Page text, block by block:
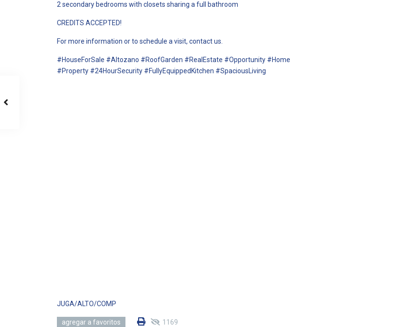
2 secondary bedrooms with closets sharing a full bathroom
CREDITS ACCEPTED!
For more information or to schedule a visit, contact us.
#HouseForSale #Altozano #RoofGarden #RealEstate #Opportunity #Home
#Property #24HourSecurity #FullyEquippedKitchen #SpaciousLiving
JUGA/ALTO/COMP
agregar a favoritos 1169